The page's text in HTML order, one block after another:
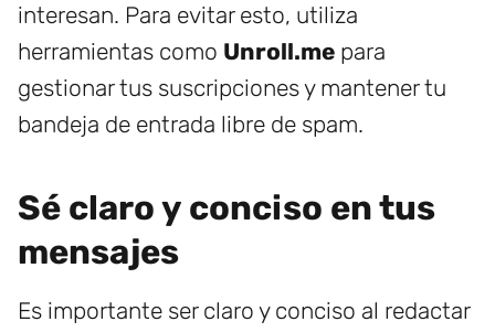
interesan. Para evitar esto, utiliza
herramientas como Unroll.me para
gestionar tus suscripciones y mantener tu
bandeja de entrada libre de spam.
Sé claro y conciso en tus
mensajes
Es importante ser claro y conciso al redactar